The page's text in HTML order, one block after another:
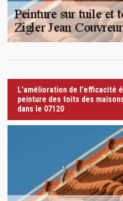
L'amélioration de l'efficacité
peinture des toits des
dans le 07120